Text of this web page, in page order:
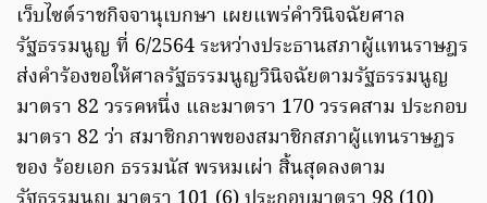
เว็บไซต์ราชกิจจานุเบกษา เผยแพร่คำวินิจฉัยศาล
รัฐธรรมนูญ ที่ 6/2564 ระหว่างประธานสภาผู้แทนราษฎร
ส่งคำร้องขอให้ศาลรัฐธรรมนูญวินิจฉัยตามรัฐธรรมนูญ
มาตรา 82 วรรคหนึ่ง และมาตรา 170 วรรคสาม ประกอบ
มาตรา 82 ว่า สมาชิกภาพของสมาชิกสภาผู้แทนราษฎร
ของ ร้อยเอก ธรรมนัส พรหมเผ่า สิ้นสุดลงตาม